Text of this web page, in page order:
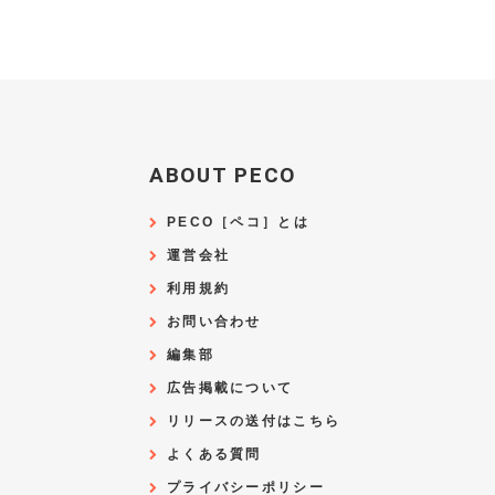
ABOUT PECO
PECO［ペコ］とは
運営会社
利用規約
お問い合わせ
編集部
広告掲載について
リリースの送付はこちら
よくある質問
プライバシーポリシー